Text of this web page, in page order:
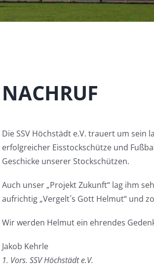
NACHRUF
Die SSV Höchstädt e.V. trauert um
erfolgreicher Eisstockschütze und
Geschicke unserer Stockschützen.
Auch unser „Projekt Zukunft“ lag ihm
aufrichtig „Vergelt´s Gott Helmut“ und
Wir werden Helmut ein ehrendes
Jakob Kehrle
1. Vors. SSV Höchstädt e.V.